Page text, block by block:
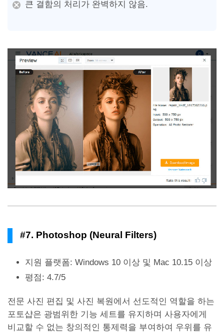
큰 결함의 처리가 완벽하지 않음.
#7. Photoshop (Neural Filters)
지원 플랫폼: Windows 10 이상 및 Mac 10.15 이상
평점: 4.7/5
전문 사진 편집 및 사진 복원에서 선도적인 역할을 하는
포토샵은 광범위한 기능 세트를 유지하며 사용자에게
비교할 수 없는 창의적인 통제력을 부여하여 우위를 유